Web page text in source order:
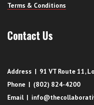
Terms & Conditions
Contact Us
Address | 91 VT Route 11,
Phone | (802) 824-4200
Email |